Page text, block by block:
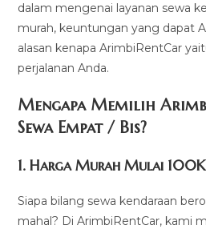
dalam mengenai layanan sewa
murah, keuntungan yang dapat
alasan kenapa ArimbiRentCar
perjalanan Anda.
Mengapa Memilih
Sewa Empat / Bis?
1.Harga Murah Mulai 100K
Siapa bilang sewa kendaraan
mahal? Di ArimbiRentCar, kami